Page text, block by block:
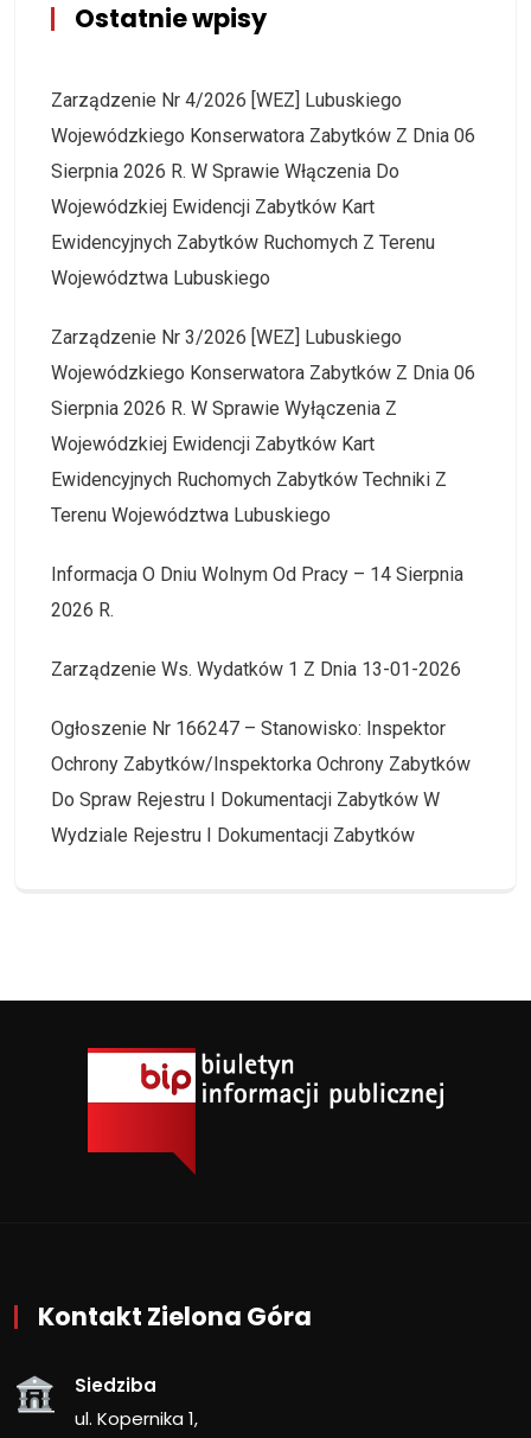
Ostatnie wpisy
Zarządzenie Nr 4/2026 [WEZ] Lubuskiego
Wojewódzkiego Konserwatora Zabytków Z Dnia 06
Sierpnia 2026 R. W Sprawie Włączenia Do
Wojewódzkiej Ewidencji Zabytków Kart
Ewidencyjnych Zabytków Ruchomych Z Terenu
Województwa Lubuskiego
Zarządzenie Nr 3/2026 [WEZ] Lubuskiego
Wojewódzkiego Konserwatora Zabytków Z Dnia 06
Sierpnia 2026 R. W Sprawie Wyłączenia Z
Wojewódzkiej Ewidencji Zabytków Kart
Ewidencyjnych Ruchomych Zabytków Techniki Z
Terenu Województwa Lubuskiego
Informacja O Dniu Wolnym Od Pracy – 14 Sierpnia
2026 R.
Zarządzenie Ws. Wydatków 1 Z Dnia 13-01-2026
Ogłoszenie Nr 166247 – Stanowisko: Inspektor
Ochrony Zabytków/Inspektorka Ochrony Zabytków
Do Spraw Rejestru I Dokumentacji Zabytków W
Wydziale Rejestru I Dokumentacji Zabytków
Kontakt Zielona Góra
Siedziba
ul. Kopernika 1,